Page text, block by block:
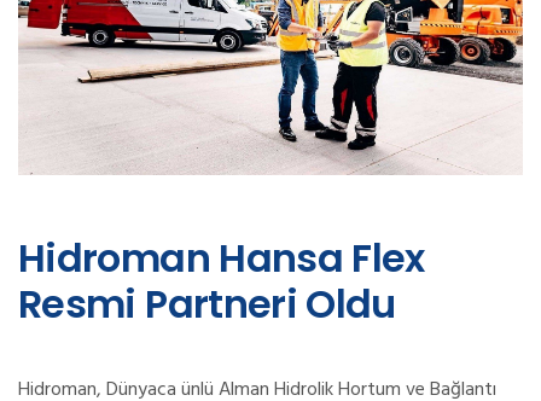
Hidroman Hansa Flex
Resmi Partneri Oldu
Hidroman, Dünyaca ünlü Alman Hidrolik Hortum ve Bağlantı